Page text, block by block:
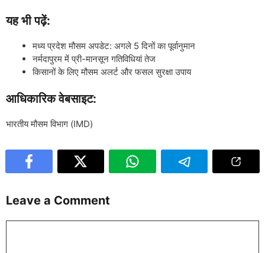
यह भी पढ़ें:
मध्य प्रदेश मौसम अपडेट: अगले 5 दिनों का पूर्वानुमान
नर्मदापुरम में प्री-मानसून गतिविधियां तेज
किसानों के लिए मौसम अलर्ट और फसल सुरक्षा उपाय
आधिकारिक वेबसाइट:
भारतीय मौसम विभाग (IMD)
Leave a Comment